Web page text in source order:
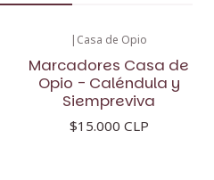
| Casa de Opio
Marcadores Casa de
Opio - Caléndula y
Siempreviva
$15.000 CLP